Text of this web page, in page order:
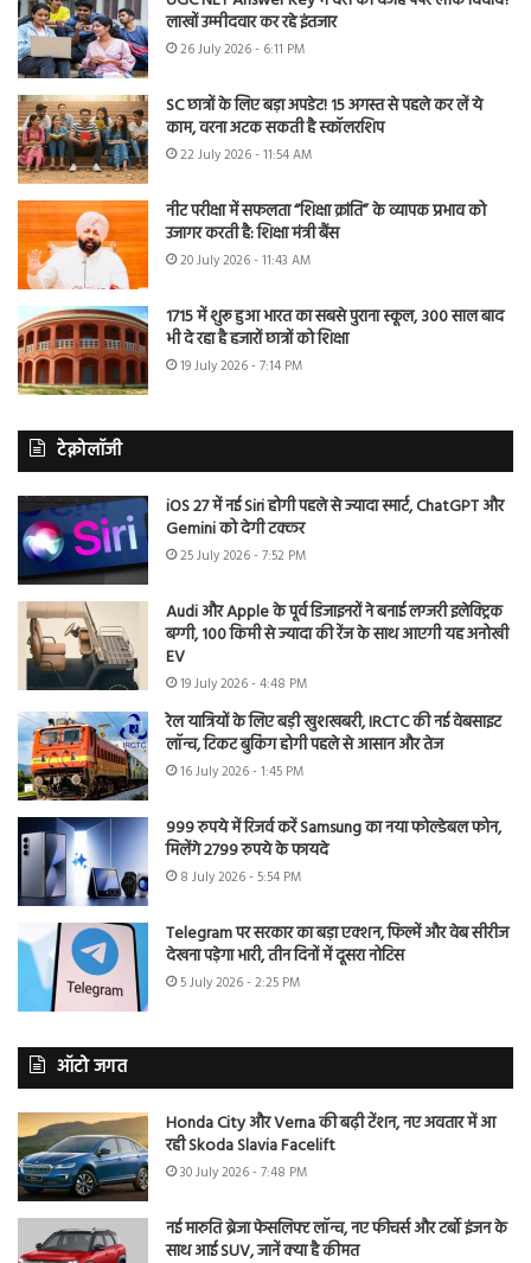
लाखों उम्मीदवार कर रहे इंतजार
26 July 2026 - 6:11 PM
SC छात्रों के लिए बड़ा अपडेट! 15 अगस्त से पहले कर लें ये
काम, वरना अटक सकती है स्कॉलरशिप
22 July 2026 - 11:54 AM
नीट परीक्षा में सफलता “शिक्षा क्रांति” के व्यापक प्रभाव को
उजागर करती है: शिक्षा मंत्री बैंस
20 July 2026 - 11:43 AM
1715 में शुरू हुआ भारत का सबसे पुराना स्कूल, 300 साल बाद
भी दे रहा है हजारों छात्रों को शिक्षा
19 July 2026 - 7:14 PM
टेक्नोलॉजी
iOS 27 में नई Siri होगी पहले से ज्यादा स्मार्ट, ChatGPT और
Gemini को देगी टक्कर
25 July 2026 - 7:52 PM
Audi और Apple के पूर्व डिजाइनरों ने बनाई लग्जरी इलेक्ट्रिक
बग्गी, 100 किमी से ज्यादा की रेंज के साथ आएगी यह अनोखी
EV
19 July 2026 - 4:48 PM
रेल यात्रियों के लिए बड़ी खुशखबरी, IRCTC की नई वेबसाइट
लॉन्च, टिकट बुकिंग होगी पहले से आसान और तेज
16 July 2026 - 1:45 PM
999 रुपये में रिजर्व करें Samsung का नया फोल्डेबल फोन,
मिलेंगे 2799 रुपये के फायदे
8 July 2026 - 5:54 PM
Telegram पर सरकार का बड़ा एक्शन, फिल्में और वेब सीरीज
देखना पड़ेगा भारी, तीन दिनों में दूसरा नोटिस
5 July 2026 - 2:25 PM
ऑटो जगत
Honda City और Verna की बढ़ी टेंशन, नए अवतार में आ
रही Skoda Slavia Facelift
30 July 2026 - 7:48 PM
नई मारुति ब्रेजा फेसलिफ्ट लॉन्च, नए फीचर्स और टर्बो इंजन के
साथ आई SUV, जानें क्या है कीमत